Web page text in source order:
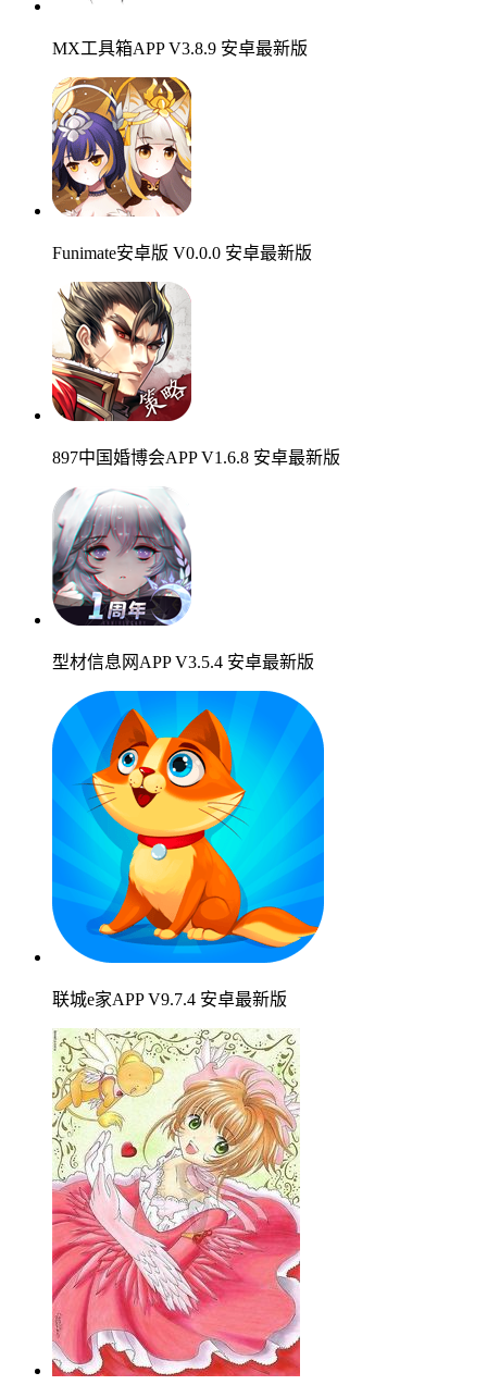
MX工具箱APP V3.8.9 安卓最新版
Funimate安卓版 V0.0.0 安卓最新版
897中国婚博会APP V1.6.8 安卓最新版
型材信息网APP V3.5.4 安卓最新版
联城e家APP V9.7.4 安卓最新版